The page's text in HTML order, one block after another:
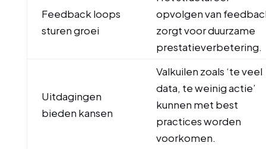
Feedback loops
sturen groei
opvolgen van
zorgt voor duurzame
prestatieverbetering.
Uitdagingen
bieden kansen
Valkuilen zoals ‘te veel
data, te weinig actie’
kunnen met best
practices worden
voorkomen.